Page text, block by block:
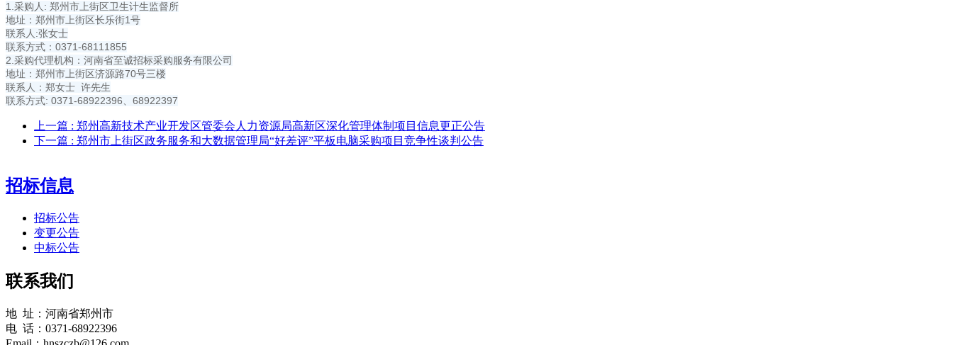
1.采购人: 郑州市上街区卫生计生监督所
地址：郑州市上街区长乐街1号
联系人:张女士
联系方式：0371-68111855
2.采购代理机构：河南省至诚招标采购服务有限公司
地址：郑州市上街区济源路70号三楼
联系人：郑女士 许先生
联系方式: 0371-68922396、68922397
上一篇 : 郑州高新技术产业开发区管委会人力资源局高新区深化管理体制项目信息更正公告
下一篇 : 郑州市上街区政务服务和大数据管理局“好差评”平板电脑采购项目竞争性谈判公告
招标信息
招标公告
变更公告
中标公告
联系我们
地 址：河南省郑州市
电 话：0371-68922396